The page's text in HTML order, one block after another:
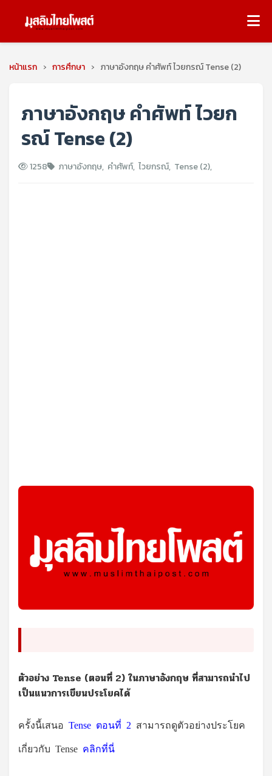
หน้าแรก › การศึกษา › ภาษาอังกฤษ คำศัพท์ ไวยกรณ์ Tense (2)
ภาษาอังกฤษ คำศัพท์ ไวยก
รณ์ Tense (2)
1258 ภาษาอังกฤษ, คำศัพท์, ไวยกรณ์, Tense (2),
ตัวอย่าง Tense (ตอนที่ 2) ในภาษาอังกฤษ ที่สามารถนำไป
เป็นแนวการเขียนประโยคได้
ครั้งนี้เสนอ Tense ตอนที่ 2 สามารถดูตัวอย่างประโยค
เกี่ยวกับ Tense คลิกที่นี่